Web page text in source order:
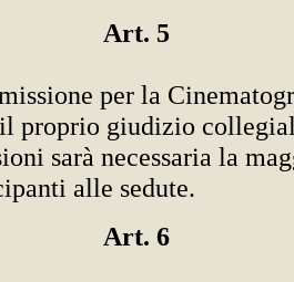
Art. 5
per la
proprio giudizio
sarà necessaria la
alle sedute.
Art. 6